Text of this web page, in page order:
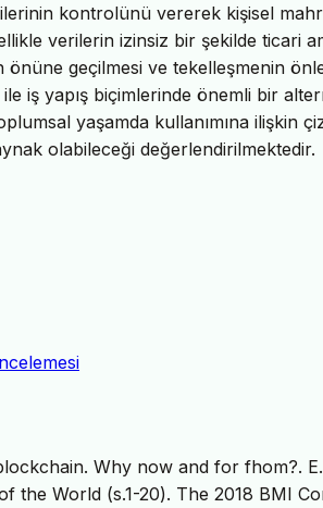
kontrolünü vererek kişisel
verilerin izinsiz bir şekilde ticari
geçilmesi ve tekelleşmenin
ile iş yapış biçimlerinde önemli bir
yaşamda kullanımına ilişkin
olabileceği değerlendirilmektedir.
Why now and for fhom?.
the World (s.1-20). The 2018 BMI